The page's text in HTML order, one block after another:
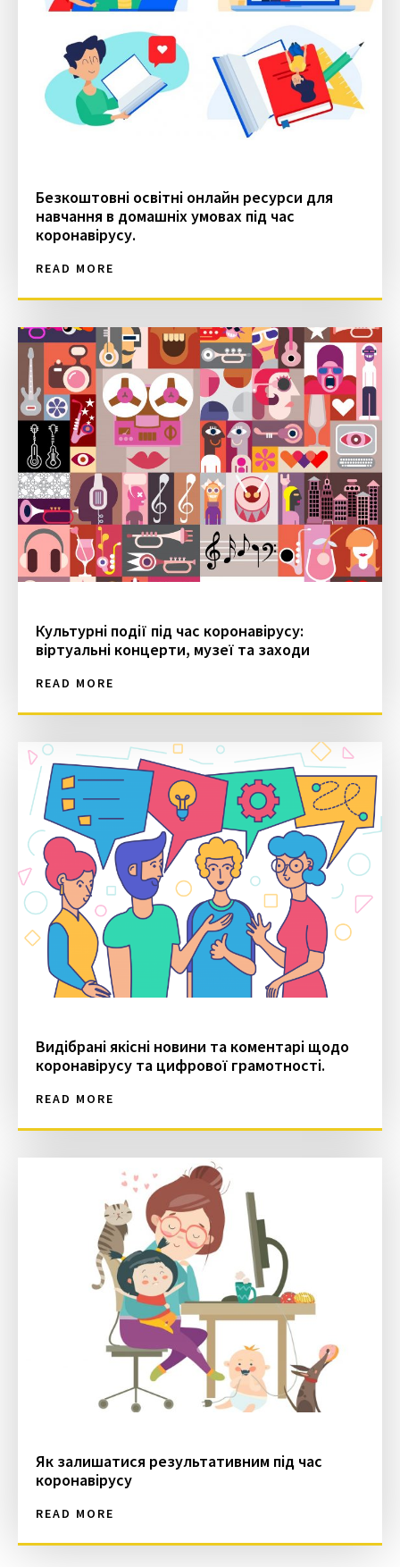
Безкоштовні освітні онлайн ресурси для
навчання в домашніх умовах під час
коронавірусу.
READ MORE
Культурні події під час коронавірусу:
віртуальні концерти, музеї та заходи
READ MORE
Видібрані якісні новини та коментарі щодо
коронавірусу та цифрової грамотності.
READ MORE
Як залишатися результативним під час
коронавірусу
READ MORE